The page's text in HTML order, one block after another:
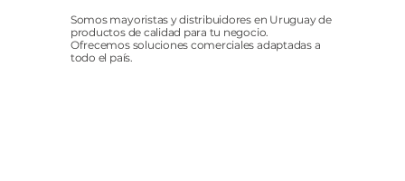
Somos mayoristas y distribuidores en Uruguay de
productos de calidad para tu negocio.
Ofrecemos soluciones comerciales adaptadas a
todo el país.